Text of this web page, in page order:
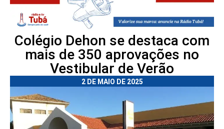
Colégio Dehon se destaca com
mais de 350 aprovações no
Vestibular de Verão
2 DE MAIO DE 2025